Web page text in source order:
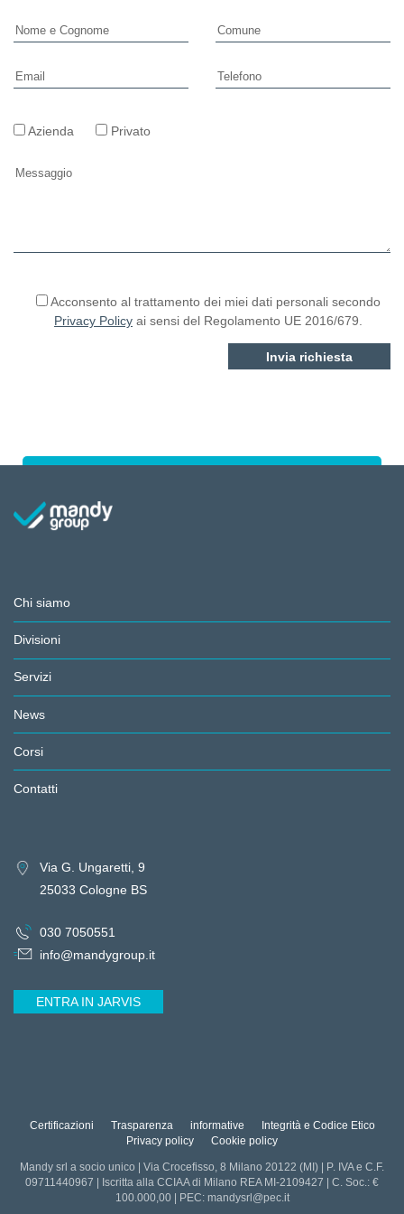
Azienda Privato
Acconsento al trattamento dei miei dati personali secondo
Privacy Policy ai sensi del Regolamento UE 2016/679.
Chi siamo
Divisioni
Servizi
News
Corsi
Contatti
Via G. Ungaretti, 9
25033 Cologne BS
030 7050551
info@mandygroup.it
ENTRA IN JARVIS
Certificazioni Trasparenza informative
Integrità e Codice Etico
Privacy policy
Cookie policy
Mandy srl a socio unico | Via Crocefisso, 8 Milano 20122 (MI) | P. IVA e C.F.
09711440967 | Iscritta alla CCIAA di Milano REA MI-2109427 | C. Soc.: €
100.000,00 | PEC: mandysrl@pec.it